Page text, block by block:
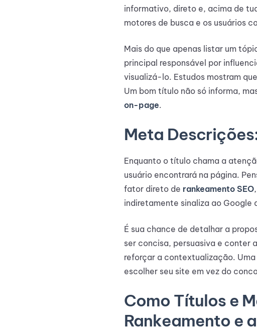
informativo, direto e, acima de
motores de busca e os usuários
Mais do que apenas listar um
principal responsável por
visualizá-lo. Estudos mostram
Um bom título não só informa,
on-page.
Meta
Enquanto o título chama a
usuário encontrará na página.
fator direto de rankeamento SEO
indiretamente sinaliza ao Google
É sua chance de detalhar a
ser concisa, persuasiva e conter
reforçar a contextualização.
escolher seu site em vez do
Como Títulos e
Rankeamento e